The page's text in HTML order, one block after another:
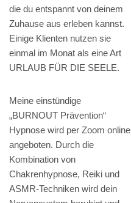
die du entspannt von deinem
Zuhause aus erleben kannst.
Einige Klienten nutzen sie
einmal im Monat als eine Art
URLAUB FÜR DIE SEELE.
Meine einstündige
„BURNOUT Prävention“
Hypnose wird per Zoom online
angeboten. Durch die
Kombination von
Chakrenhypnose, Reiki und
ASMR-Techniken wird dein